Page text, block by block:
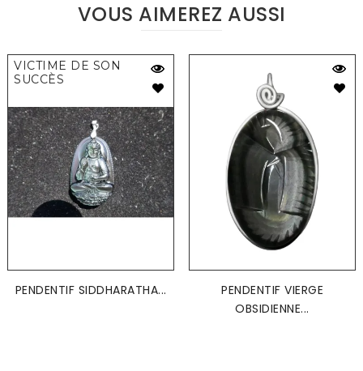
VOUS AIMEREZ AUSSI
VICTIME DE SON
SUCCÈS
PENDENTIF SIDDHARATHA...
PENDENTIF VIERGE
OBSIDIENNE...